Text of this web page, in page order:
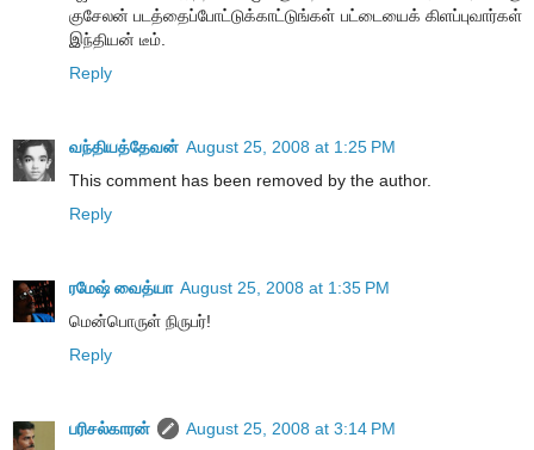
குசேலன் படத்தைப்போட்டுக்காட்டுங்கள் பட்டையைக் கிளப்புவார்கள்
இந்தியன் டீம்.
Reply
வந்தியத்தேவன் August 25, 2008 at 1:25 PM
This comment has been removed by the author.
Reply
ரமேஷ் வைத்யா August 25, 2008 at 1:35 PM
மென்பொருள் நிருபர்!
Reply
பரிசல்காரன்
August 25, 2008 at 3:14 PM